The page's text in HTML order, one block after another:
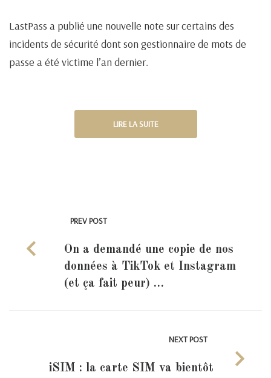
LastPass a publié une nouvelle note sur certains des
incidents de sécurité dont son gestionnaire de mots de
passe a été victime l’an dernier.
LIRE LA SUITE
PREV POST
On a demandé une copie de nos
données à TikTok et Instagram
(et ça fait peur) …
NEXT POST
iSIM : la carte SIM va bientôt